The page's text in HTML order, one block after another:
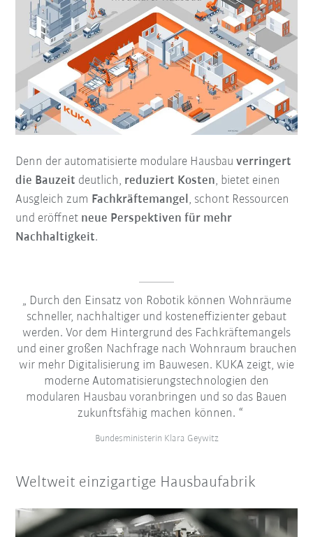
Denn der automatisierte modulare Hausbauverringert
die Bauzeit deutlich, reduziert Kosten, bietet einen
Ausgleich zum Fachkräftemangel, schont Ressourcen
und eröffnet neue Perspektiven für mehr
Nachhaltigkeit.
Durch den Einsatz von Robotik können Wohnräume
schneller, nachhaltiger und kosteneffizienter gebaut
werden. Vor dem Hintergrund des Fachkräftemangels
und einer großen Nachfrage nach Wohnraum brauchen
wir mehr Digitalisierung im Bauwesen. KUKA zeigt, wie
moderne Automatisierungstechnologien den
modularen Hausbau voranbringen und so das Bauen
zukunftsfähig machen können.
Bundesministerin Klara Geywitz
Weltweit einzigartige Hausbaufabrik